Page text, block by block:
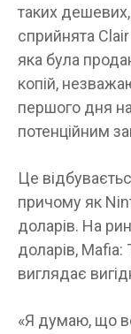
таких дешевих,
сприйнята
яка була
копій,
першого дня
потенційним
Це
причому як
доларів. На
доларів, Mafia:
виглядає
«Я думаю, що